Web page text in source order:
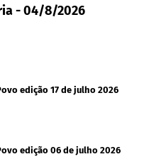
- 04/8/2026
edição 17 de julho 2026
edição 06 de julho 2026